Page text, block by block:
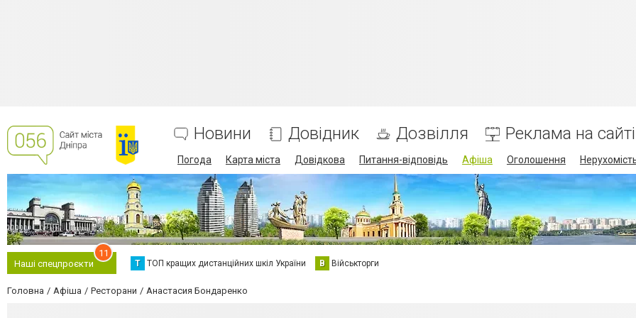
Новини Довідник Дозвілля Реклама на сайті
Погода Карта міста Довідкова Питання-відповідь Афіша Оголошення
Наші спецпроєкти
11
Т ТОП кращих дистанційних шкіл України В Військторги
Головна Афіша Ресторани Анастасия Бондаренко